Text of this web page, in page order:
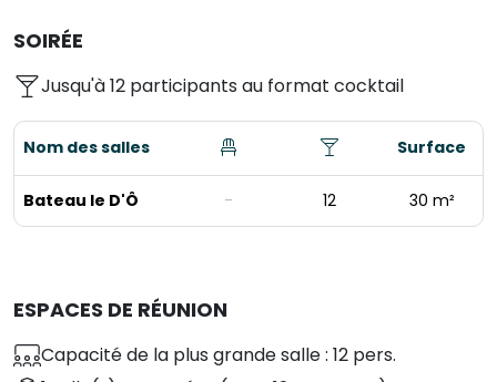
SOIRÉE
Jusqu'à 12 participants au format cocktail
Nom des salles Surface
Bateau le D'Ô - 12 30 m²
ESPACES DE RÉUNION
Capacité de la plus grande salle : 12 pers.